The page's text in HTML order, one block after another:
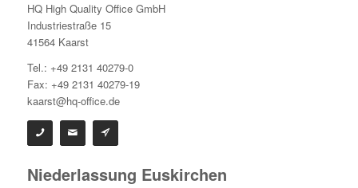
HQ High Quality Office GmbH
Industriestraße 15
41564 Kaarst
Tel.: +49 2131 40279-0
Fax: +49 2131 40279-19
kaarst@hq-office.de
Niederlassung Euskirchen